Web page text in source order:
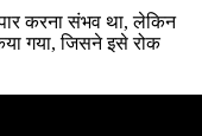
करना संभव था, लेकिन
गया, जिसने इसे रोक